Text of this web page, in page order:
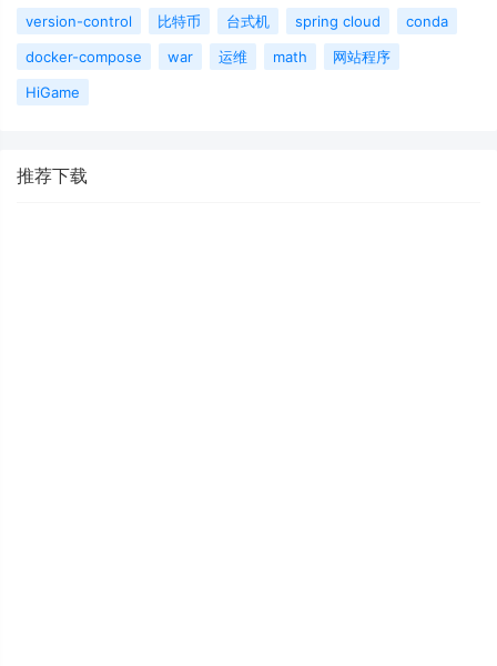
version-control
比特币 台式机 spring cloud
conda
docker-compose
war 运维 math
网站程序
HiGame
推荐下载